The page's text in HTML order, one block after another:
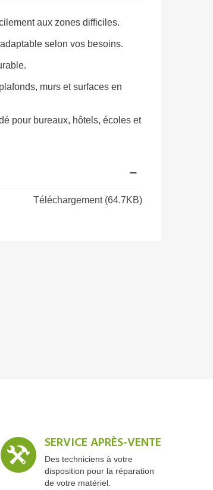
aux zones difficiles.
selon vos besoins.
murs et surfaces en
pour bureaux, hôtels, écoles et
Téléchargement (64.7KB)
SERVICE APRÈS-VENTE
Des techniciens à votre
disposition pour la réparation
de votre matériel.